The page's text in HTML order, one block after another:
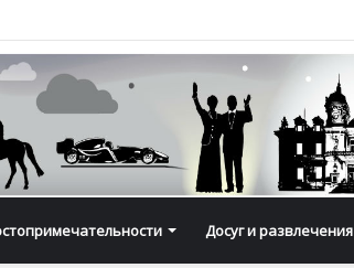
Досуг и развлечения